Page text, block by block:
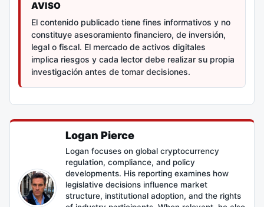
AVISO
El contenido publicado tiene fines informativos y no
constituye asesoramiento financiero, de inversión,
legal o fiscal. El mercado de activos digitales
implica riesgos y cada lector debe realizar su propia
investigación antes de tomar decisiones.
Logan Pierce
Logan focuses on global cryptocurrency
regulation, compliance, and policy
developments. His reporting examines how
legislative decisions influence market
structure, institutional adoption, and the rights